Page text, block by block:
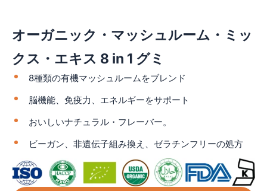
オーガニック・マッシュルーム・ミッ
クス・エキス 8 in 1 グミ
8種類の有機マッシュルームをブレンド
脳機能、免疫力、エネルギーをサポート
おいしいナチュラル・フレーバー。
ビーガン、非遺伝子組み換え、ゼラチンフリーの処方